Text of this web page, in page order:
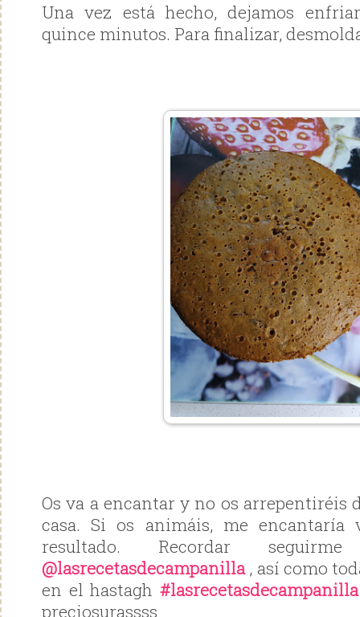
Una vez está hecho, dejamos
quince minutos. Para finalizar,
Os va a encantar y no os arrepentiréis
casa. Si os animáis, me
resultado. Recordar
@lasrecetasdecampanilla, así como
en el hastagh #lasrecetasdecampanilla
preciosurassss